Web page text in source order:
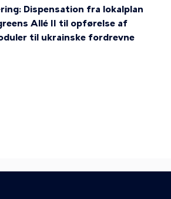
Dispensation fra lokalplan
Allé II til opførelse af
til ukrainske fordrevne